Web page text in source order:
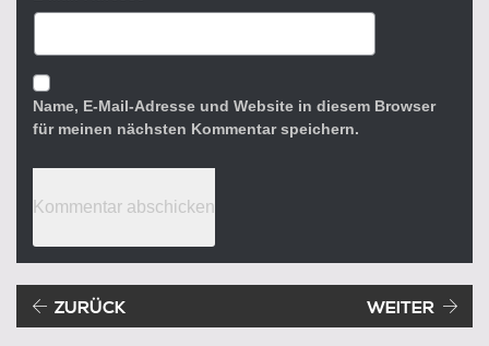
Name, E-Mail-Adresse und Website in diesem Browser
für meinen nächsten Kommentar speichern.
Beitragsnavigation
ZURÜCK WEITER